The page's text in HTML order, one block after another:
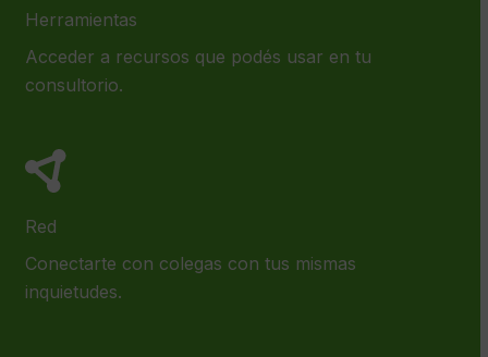
Herramientas
Acceder a recursos que podés usar en tu
consultorio.
Red
Conectarte con colegas con tus mismas
inquietudes.